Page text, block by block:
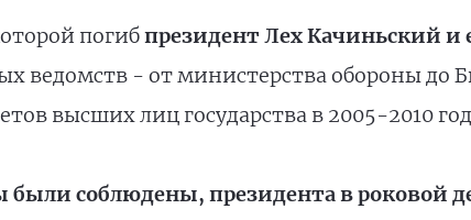
погибпрезидент Лех Качиньский и
ведомств - от министерства обороны до
высших лиц государства в 2005-2010
были соблюдены, президента в роковой